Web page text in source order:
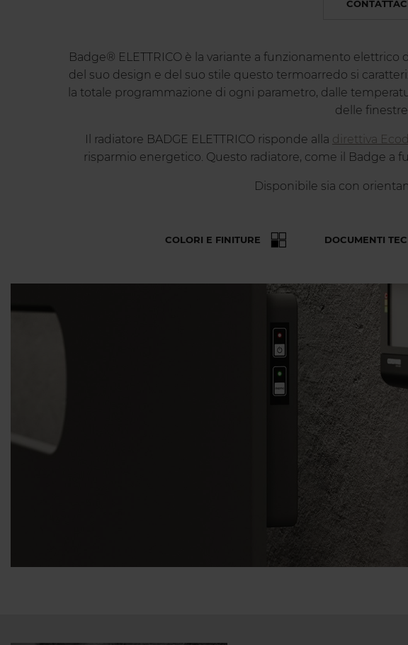
Badge® ELETTRICO è la variante a funzionamento elettrico
del suo design e del suo stile questo termoarredo si
la totale programmazione di ogni parametro, dalle
delle
Il radiatore BADGE ELETTRICO risponde alla direttiva
risparmio energetico. Questo radiatore, come il Badge a
Disponibile sia con
COLORI E FINITURE DOCUMENTI